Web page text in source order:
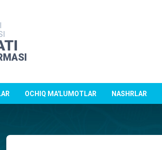
OCHIQ MA'LUMOTLAR NASHRLAR